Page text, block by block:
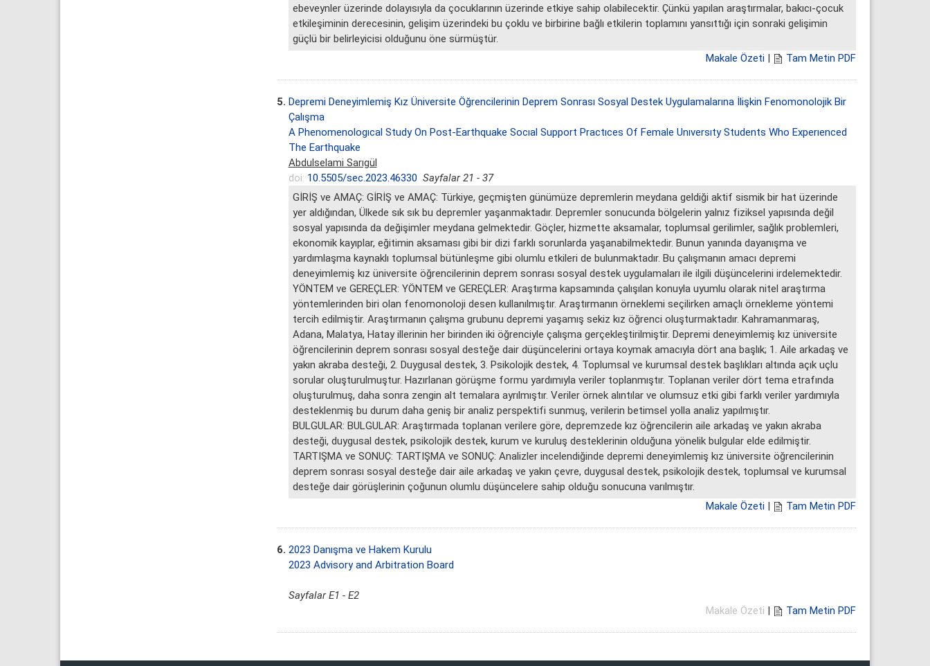
ebeveynler üzerinde dolayısıyla da çocuklarının üzerinde etkiye sahip olabilecektir. Çünkü yapılan araştırmalar, bakıcı-çocuk
etkileşiminin derecesinin, gelişim üzerindeki bu çoklu ve birbirine bağlı etkilerin toplamını yansıttığı için sonraki gelişimin
güçlü bir belirleyicisi olduğunu öne sürmüştür.
Makale Özeti| Tam Metin PDF
5. Depremi Deneyimlemiş Kız Üniversite Öğrencilerinin Deprem Sonrası Sosyal Destek Uygulamalarına İlişkin Fenomonolojik Bir
Çalışma
A Phenomenologıcal Study On Post-Earthquake Socıal Support Practıces Of Female Unıversıty Students Who Experıenced
The Earthquake
Abdulselami Sarıgül
doi: 10.5505/sec.2023.46330 Sayfalar 21 - 37
GİRİŞ ve AMAÇ: GİRİŞ ve AMAÇ: Türkiye, geçmişten günümüze depremlerin meydana geldiği aktif sismik bir hat üzerinde
yer aldığından, Ülkede sık sık bu depremler yaşanmaktadır. Depremler sonucunda bölgelerin yalnız fiziksel yapısında değil
sosyal yapısında da değişimler meydana gelmektedir. Göçler, hizmette aksamalar, toplumsal gerilimler, sağlık problemleri,
ekonomik kayıplar, eğitimin aksaması gibi bir dizi farklı sorunlarda yaşanabilmektedir. Bunun yanında dayanışma ve
yardımlaşma kaynaklı toplumsal bütünleşme gibi olumlu etkileri de bulunmaktadır. Bu çalışmanın amacı depremi
deneyimlemiş kız üniversite öğrencilerinin deprem sonrası sosyal destek uygulamaları ile ilgili düşüncelerini irdelemektedir.
YÖNTEM ve GEREÇLER: YÖNTEM ve GEREÇLER: Araştırma kapsamında çalışılan konuyla uyumlu olarak nitel araştırma
yöntemlerinden biri olan fenomonoloji desen kullanılmıştır. Araştırmanın örneklemi seçilirken amaçlı örnekleme yöntemi
tercih edilmiştir. Araştırmanın çalışma grubunu depremi yaşamış sekiz kız öğrenci oluşturmaktadır. Kahramanmaraş,
Adana, Malatya, Hatay illerinin her birinden iki öğrenciyle çalışma gerçekleştirilmiştir. Depremi deneyimlemiş kız üniversite
öğrencilerinin deprem sonrası sosyal desteğe dair düşüncelerini ortaya koymak amacıyla dört ana başlık; 1. Aile arkadaş ve
yakın akraba desteği, 2. Duygusal destek, 3. Psikolojik destek, 4. Toplumsal ve kurumsal destek başlıkları altında açık uçlu
sorular oluşturulmuştur. Hazırlanan görüşme formu yardımıyla veriler toplanmıştır. Toplanan veriler dört tema etrafında
oluşturulmuş, daha sonra zengin alt temalara ayrılmıştır. Veriler örnek alıntılar ve olumsuz etki gibi farklı veriler yardımıyla
desteklenmiş bu durum daha geniş bir analiz perspektifi sunmuş, verilerin betimsel yolla analiz yapılmıştır.
BULGULAR: BULGULAR: Araştırmada toplanan verilere göre, depremzede kız öğrencilerin aile arkadaş ve yakın akraba
desteği, duygusal destek, psikolojik destek, kurum ve kuruluş desteklerinin olduğuna yönelik bulgular elde edilmiştir.
TARTIŞMA ve SONUÇ: TARTIŞMA ve SONUÇ: Analizler incelendiğinde depremi deneyimlemiş kız üniversite öğrencilerinin
deprem sonrası sosyal desteğe dair aile arkadaş ve yakın çevre, duygusal destek, psikolojik destek, toplumsal ve kurumsal
desteğe dair görüşlerinin çoğunun olumlu düşüncelere sahip olduğu sonucuna varılmıştır.
Makale Özeti| Tam Metin PDF
6. 2023 Danışma ve Hakem Kurulu
2023 Advisory and Arbitration Board
Sayfalar E1 - E2
Makale Özeti | Tam Metin PDF